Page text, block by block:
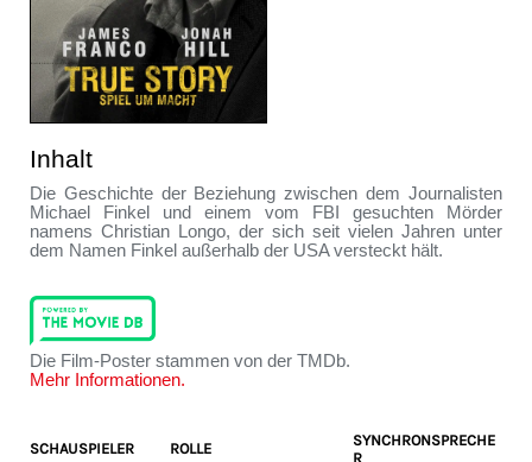
Inhalt
Die Geschichte der Beziehung zwischen dem Journalisten
Michael Finkel und einem vom FBI gesuchten Mörder
namens Christian Longo, der sich seit vielen Jahren unter
dem Namen Finkel außerhalb der USA versteckt hält.
Die Film-Poster stammen von der TMDb.
Mehr Informationen.
SCHAUSPIELER ROLLE
SYNCHRONSPRECHE
R